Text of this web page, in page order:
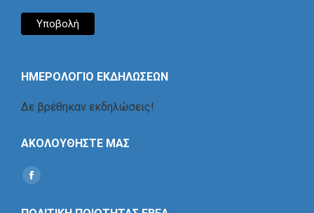
ΗΜΕΡΟΛΟΓΙΟ ΕΚΔΗΛΩΣΕΩΝ
Δε βρέθηκαν εκδηλώσεις!
ΑΚΟΛΟΥΘΗΣΤΕ ΜΑΣ
Find us on:
Social